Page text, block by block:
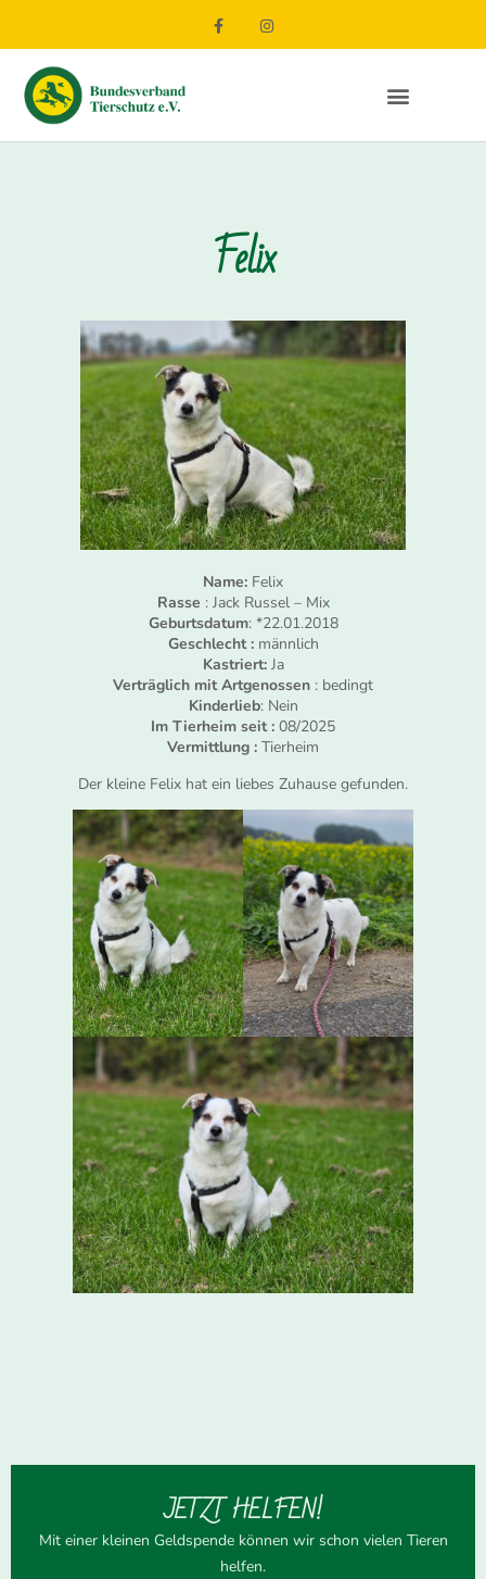
Felix
Name: Felix
Rasse : Jack Russel – Mix
Geburtsdatum: *22.01.2018
Geschlecht :männlich
Kastriert: Ja
Verträglich mit Artgenossen : bedingt
Kinderlieb: Nein
Im Tierheim seit : 08/2025
Vermittlung : Tierheim
Der kleine Felix hat ein liebes Zuhause gefunden.
JETZT HELFEN!
Mit einer kleinen Geldspende können wir schon vielen Tieren
helfen.